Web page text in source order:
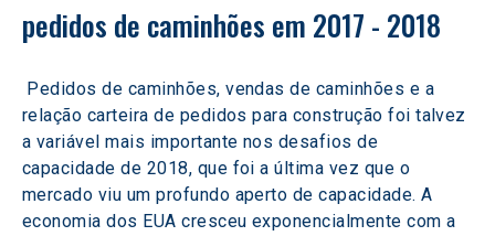
pedidos de caminhões em 2017 - 2018
relação carteira de pedidos para construção foi talvez
a variável mais importante nos desafios de
capacidade de 2018, que foi a última vez que o
mercado viu um profundo aperto de capacidade. A
economia dos EUA cresceu exponencialmente com a